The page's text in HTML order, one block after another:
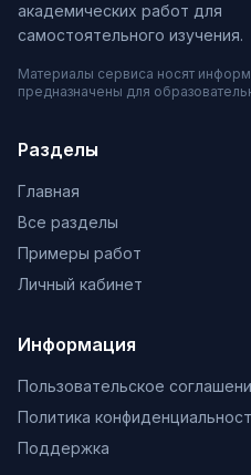
академических работ для
самостоятельного изучения.
Материалы сервиса носят
предназначены для
Разделы
Главная
Все разделы
Примеры работ
Личный кабинет
Информация
Пользовательское
Политика
Поддержка